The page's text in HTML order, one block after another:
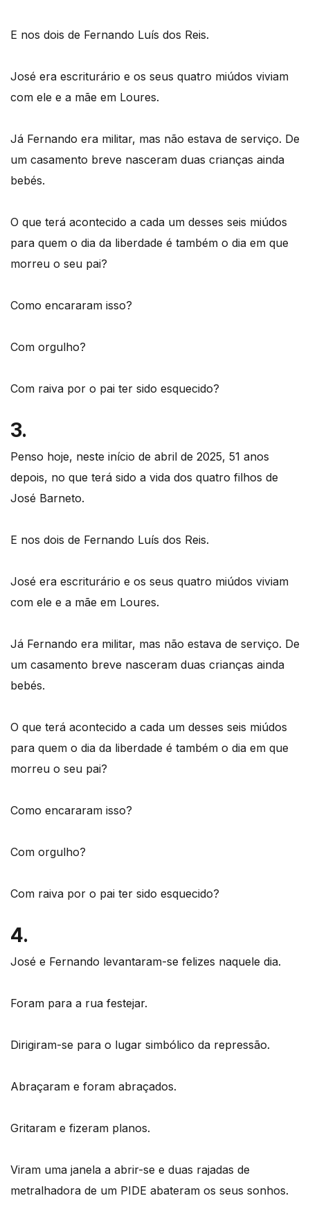
E nos dois de Fernando Luís dos Reis.
José era escriturário e os seus quatro miúdos viviam
com ele e a mãe em Loures.
Já Fernando era militar, mas não estava de serviço. De
um casamento breve nasceram duas crianças ainda
bebés.
O que terá acontecido a cada um desses seis miúdos
para quem o dia da liberdade é também o dia em que
morreu o seu pai?
Como encararam isso?
Com orgulho?
Com raiva por o pai ter sido esquecido?
3.
Penso hoje, neste início de abril de 2025, 51 anos
depois, no que terá sido a vida dos quatro filhos de
José Barneto.
E nos dois de Fernando Luís dos Reis.
José era escriturário e os seus quatro miúdos viviam
com ele e a mãe em Loures.
Já Fernando era militar, mas não estava de serviço. De
um casamento breve nasceram duas crianças ainda
bebés.
O que terá acontecido a cada um desses seis miúdos
para quem o dia da liberdade é também o dia em que
morreu o seu pai?
Como encararam isso?
Com orgulho?
Com raiva por o pai ter sido esquecido?
4.
José e Fernando levantaram-se felizes naquele dia.
Foram para a rua festejar.
Dirigiram-se para o lugar simbólico da repressão.
Abraçaram e foram abraçados.
Gritaram e fizeram planos.
Viram uma janela a abrir-se e duas rajadas de
metralhadora de um PIDE abateram os seus sonhos.